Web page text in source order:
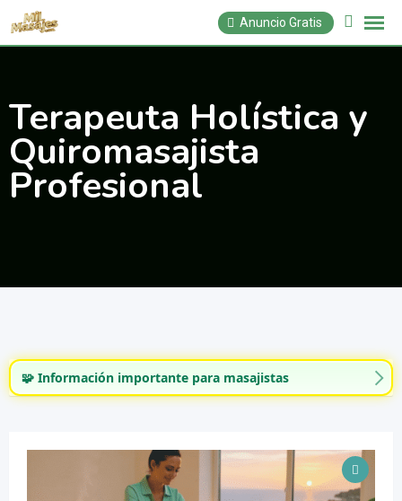
Saltar
Anuncio Gratis
Terapeuta Holística y
Quiromasajista
Profesional
🧩 Información importante para masajistas